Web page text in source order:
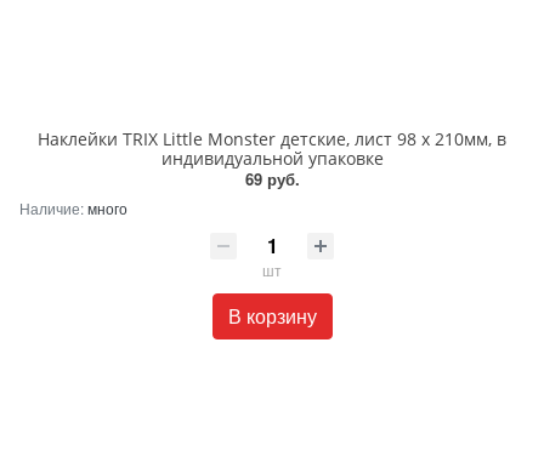
Наклейки TRIX Little Monster детские, лист 98 х 210мм, в
индивидуальной упаковке
69 руб.
Наличие:много
шт
В корзину